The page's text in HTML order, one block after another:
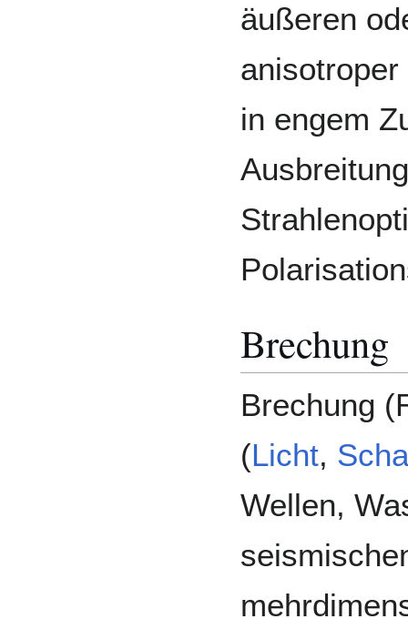
äußeren
in engem
Brechung
Brechung
(Licht,
Wellen,